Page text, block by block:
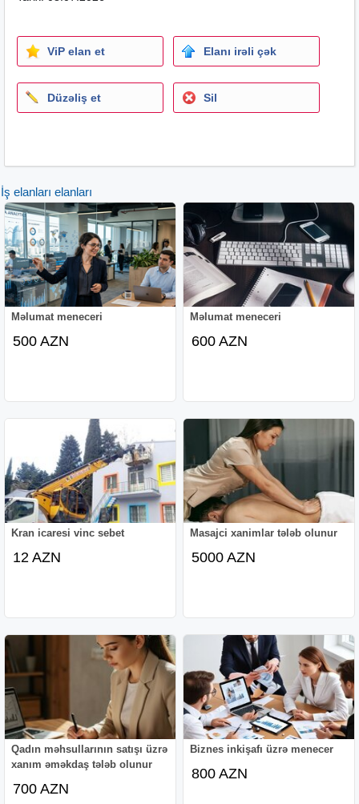
ViP elan et Elanı irəli çək
Düzəliş et Sil
İş elanları elanları
Məlumat meneceri
500 AZN
Məlumat meneceri
600 AZN
Kran icaresi vinc sebet
12 AZN
Masajci xanimlar tələb olunur
5000 AZN
Qadın məhsullarının satışı üzrə
xanım əməkdaş tələb olunur
700 AZN
Biznes inkişafı üzrə menecer
800 AZN